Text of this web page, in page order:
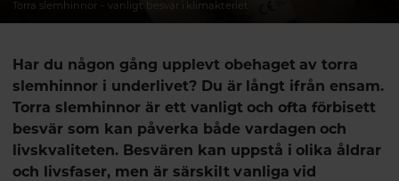
Torra slemhinnor – vanligt besvär i klimakteriet
Har du någon gång upplevt obehaget av torra
slemhinnor i underlivet? Du är långt ifrån ensam.
Torra slemhinnor är ett vanligt och ofta förbisett
besvär som kan påverka både vardagen och
livskvaliteten. Besvären kan uppstå i olika åldrar
och livsfaser, men är särskilt vanliga vid